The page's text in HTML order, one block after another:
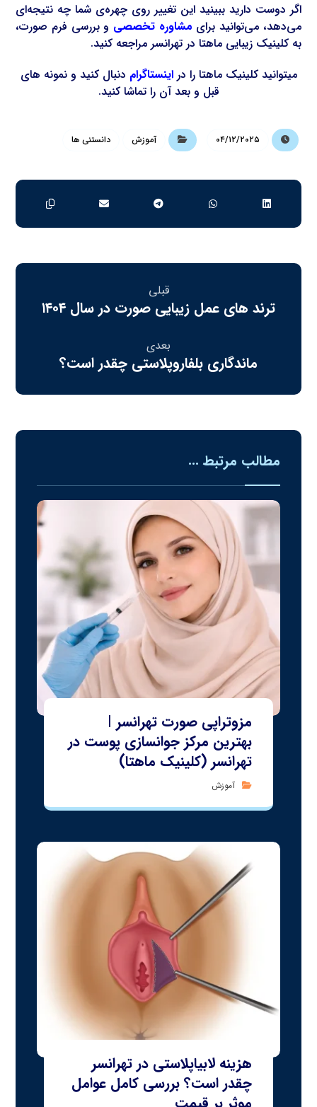
اگر دوست دارید ببینید این تغییر روی چهره‌ی شما چه نتیجه‌ای
می‌دهد، می‌توانید برای مشاوره تخصصی و بررسی فرم صورت،
به کلینیک زیبایی ماهتا در تهرانسر مراجعه کنید.
میتوانید کلینیک ماهتا را دراینستاگرام دنبال کنید و نمونه های
قبل و بعد آن را تماشا کنید.
۰۴/۱۲/۲۰۲۵ آموزش دانستنی ها
قبلی
ترند های عمل زیبایی صورت در سال ۱۴۰۴
بعدی
ماندگاری بلفاروپلاستی چقدر است؟
مطالب مرتبط ...
مزوتراپی صورت تهرانسر |
بهترین مرکز جوانسازی پوست در
تهرانسر (کلینیک ماهتا)
آموزش
هزینه لابیاپلاستی در تهرانسر
چقدر است؟ بررسی کامل عوامل